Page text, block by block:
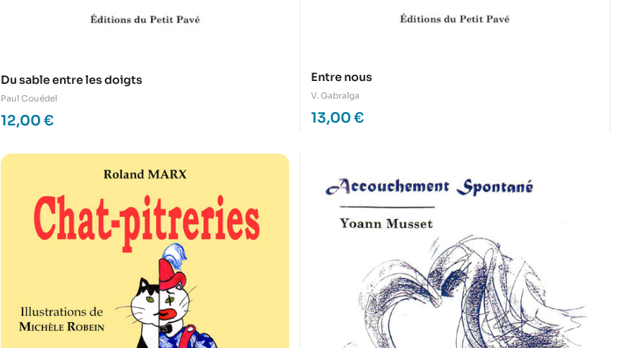
Du sable entre les doigts
Paul Couédel
12,00 €
Entre nous
V. Gabralga
13,00 €